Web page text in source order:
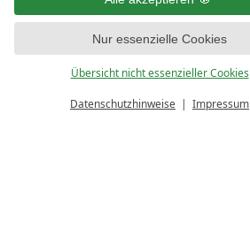
Nur essenzielle Cookies
Übersicht nicht essenzieller Cookies
Datenschutzhinweise Impressum